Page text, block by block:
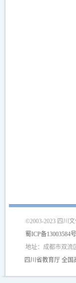
©2003-2023 四川文
蜀ICP备13003584
地址：成都市双流
四川省教育厅 全国